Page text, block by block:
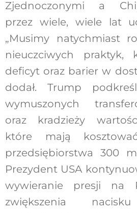
Zjednoczonymi a
przez wiele, wiele lat
„Musimy natychmiast
nieuczciwych praktyk,
deficyt oraz barier w
dodał. Trump
wymuszonych
oraz kradzieży
które mają
przedsiębiorstwa 300
Prezydent USA
wywieranie presji na
zwiększenia